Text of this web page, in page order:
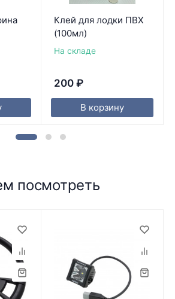
Клей для лодки ПВХ
(100мл)
На складе
200 ₽
В корзину
посмотреть